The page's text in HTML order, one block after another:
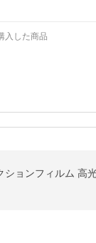
入した商品
ョンフィルム 高